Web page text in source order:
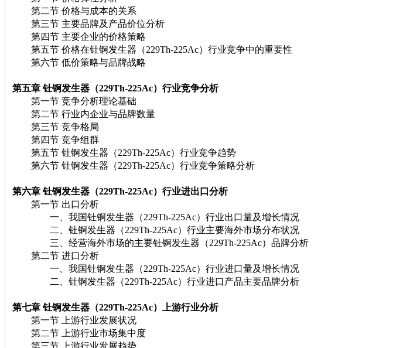
第二节 价格与成本的关系
第三节 主要品牌及产品价位分析
第四节 主要企业的价格策略
第五节 价格在钍锕发生器（229Th-225Ac）行业竞争中的重要性
第六节 低价策略与品牌战略
第五章 钍锕发生器（229Th-225Ac）行业竞争分析
第一节 竞争分析理论基础
第二节 行业内企业与品牌数量
第三节 竞争格局
第四节 竞争组群
第五节 钍锕发生器（229Th-225Ac）行业竞争趋势
第六节 钍锕发生器（229Th-225Ac）行业竞争策略分析
第六章 钍锕发生器（229Th-225Ac）行业进出口分析
第一节 出口分析
一、我国钍锕发生器（229Th-225Ac）行业出口量及增长情况
二、钍锕发生器（229Th-225Ac）行业主要海外市场分布状况
三、经营海外市场的主要钍锕发生器（229Th-225Ac）品牌分析
第二节 进口分析
一、我国钍锕发生器（229Th-225Ac）行业进口量及增长情况
二、钍锕发生器（229Th-225Ac）行业进口产品主要品牌分析
第七章 钍锕发生器（229Th-225Ac）上游行业分析
第一节 上游行业发展状况
第二节 上游行业市场集中度
第三节 上游行业发展趋势